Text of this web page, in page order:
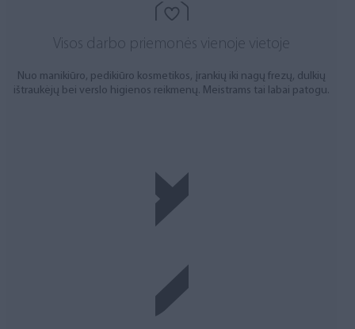
Visos darbo priemonės vienoje vietoje
Nuo manikiūro, pedikiūro kosmetikos, įrankių iki nagų frezų, dulkių
ištraukėjų bei verslo higienos reikmenų. Meistrams tai labai patogu.